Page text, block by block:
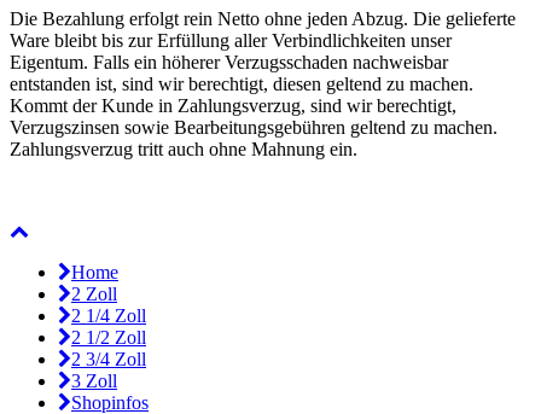
Die Bezahlung erfolgt rein Netto ohne jeden Abzug. Die gelieferte
Ware bleibt bis zur Erfüllung aller Verbindlichkeiten unser
Eigentum. Falls ein höherer Verzugsschaden nachweisbar
entstanden ist, sind wir berechtigt, diesen geltend zu machen.
Kommt der Kunde in Zahlungsverzug, sind wir berechtigt,
Verzugszinsen sowie Bearbeitungsgebühren geltend zu machen.
Zahlungsverzug tritt auch ohne Mahnung ein.
Home
2 Zoll
2 1/4 Zoll
2 1/2 Zoll
2 3/4 Zoll
3 Zoll
Shopinfos